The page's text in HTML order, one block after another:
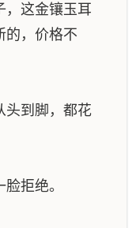
，这金镶玉耳
的，价格不
头到脚，都花
拒绝。